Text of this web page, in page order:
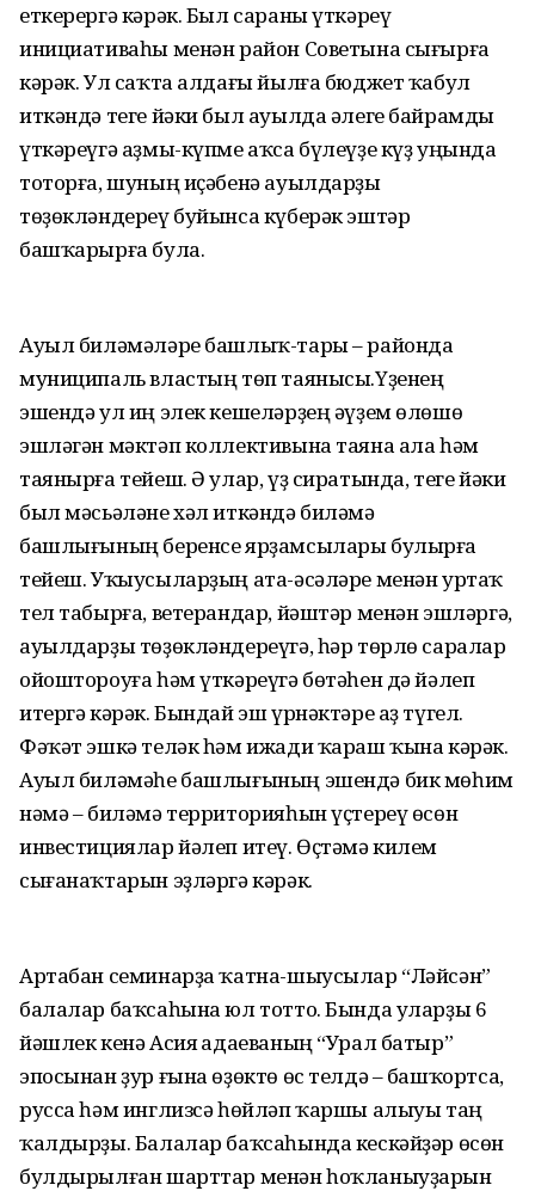
еткерергә кәрәк. Был сараны үткәреү
инициативаһы менән район Советына сығырға
кәрәк. Ул саҡта алдағы йылға бюджет ҡабул
иткәндә теге йәки был ауылда әлеге байрамды
үткәреүгә аҙмы-күпме аҡса бүлеүҙе күҙ уңында
тоторға, шуның иҫәбенә ауылдарҙы
төҙөкләндереү буйынса күберәк эштәр
башҡарырға була.
Ауыл биләмәләре башлыҡ-тары – районда
муниципаль властың төп таянысы.Үҙенең
эшендә ул иң элек кешеләрҙең әүҙем өлөшө
эшләгән мәктәп коллективына таяна ала һәм
таянырға тейеш. Ә улар, үҙ сиратында, теге йәки
был мәсьәләне хәл иткәндә биләмә
башлығының беренсе ярҙамсылары булырға
тейеш. Уҡыусыларҙың ата-әсәләре менән уртаҡ
тел табырға, ветерандар, йәштәр менән эшләргә,
ауылдарҙы төҙөкләндереүгә, һәр төрлө саралар
ойоштороуға һәм үткәреүгә бөтәһен дә йәлеп
итергә кәрәк. Бындай эш үрнәктәре аҙ түгел.
Фәҡәт эшкә теләк һәм ижади ҡараш ҡына кәрәк.
Ауыл биләмәһе башлығының эшендә бик мөһим
нәмә – биләмә территорияһын үҫтереү өсөн
инвестициялар йәлеп итеү. Өҫтәмә килем
сығанаҡтарын эҙләргә кәрәк.
Артабан семинарҙа ҡатна-шыусылар “Ләйсән”
балалар баҡсаһына юл тотто. Бында уларҙы 6
йәшлек кенә Асия Ҡадаеваның “Урал батыр”
эпосынан ҙур ғына өҙөктө өс телдә – башҡортса,
русса һәм инглизсә һөйләп ҡаршы алыуы таң
ҡалдырҙы. Балалар баҡсаһында кескәйҙәр өсөн
булдырылған шарттар менән һоҡланыуҙарын